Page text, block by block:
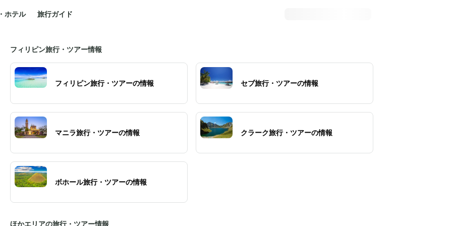
ホテル 旅行ガイド
フィリピン旅行・ツアー情報
フィリピン旅行・ツアーの情報 セブ旅行・ツアーの情報
マニラ旅行・ツアーの情報 クラーク旅行・ツアーの情報
ボホール旅行・ツアーの情報
ほかエリアの旅行・ツアー情報